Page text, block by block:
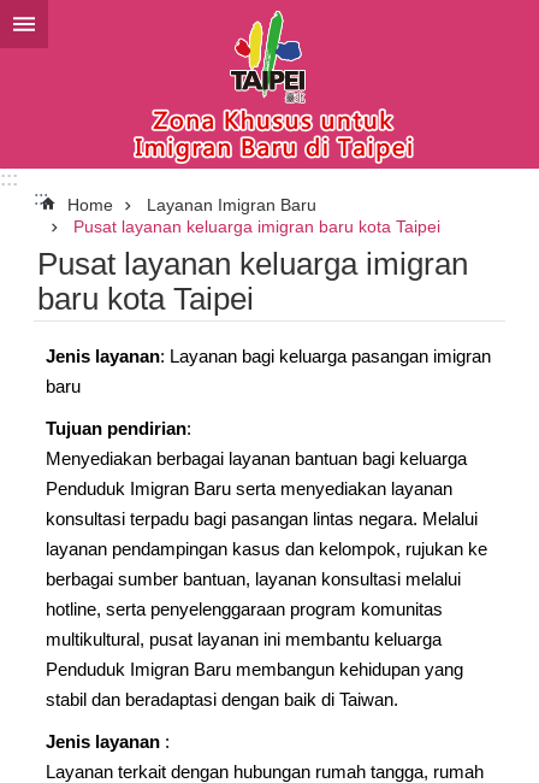
Lompat ke blok konten utama
:::
:::
Home
Layanan Imigran Baru
Pusat layanan keluarga imigran baru kota Taipei
Pusat layanan keluarga imigran
baru kota Taipei
Jenis layanan: Layanan bagi keluarga pasangan imigran
baru
Tujuan pendirian:
Menyediakan berbagai layanan bantuan bagi keluarga
Penduduk Imigran Baru serta menyediakan layanan
konsultasi terpadu bagi pasangan lintas negara. Melalui
layanan pendampingan kasus dan kelompok, rujukan ke
berbagai sumber bantuan, layanan konsultasi melalui
hotline, serta penyelenggaraan program komunitas
multikultural, pusat layanan ini membantu keluarga
Penduduk Imigran Baru membangun kehidupan yang
stabil dan beradaptasi dengan baik di Taiwan.
Jenis layanan :
Layanan terkait dengan hubungan rumah tangga, rumah